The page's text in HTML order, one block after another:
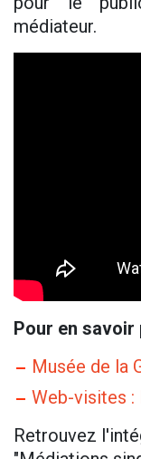
médiateur.
Pour en savoir
Musée de la
Web-visites :
Retrouvez